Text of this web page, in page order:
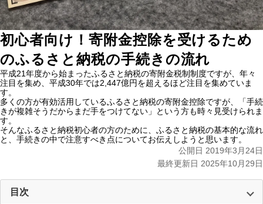
初心者向け！寄附金控除を受けるため
のふるさと納税の手続きの流れ
平成21年度から始まったふるさと納税の寄附金税制制度ですが、年々
注目を集め、平成30年では2,447億円を超えるほど注目を集めていま
す。
多くの方が有効活用しているふるさと納税の寄附金控除ですが、「手続
きが複雑そうだからまだ手をつけてない」という方も時々見受けられま
す。
そんなふるさと納税初心者の方のために、ふるさと納税の基本的な流れ
と、手続きの中で注意すべき点についてお伝えしようと思います。
公開日 2019年3月24日
最終更新日 2025年10月29日
目次